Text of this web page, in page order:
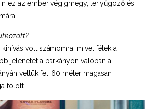
ez az ember végigmegy, lenyűgöző és
volt számomra, mivel félek a
jelenetet a párkányon valóban a
vettük fel, 60 méter magasan
fölött.